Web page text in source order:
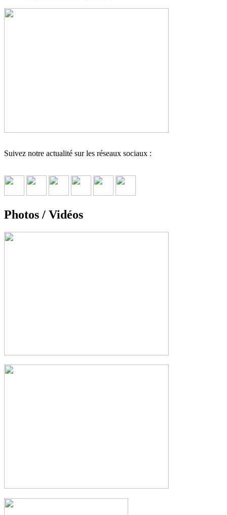
Suivez notre actualité sur les réseaux sociaux :
Photos / Vidéos